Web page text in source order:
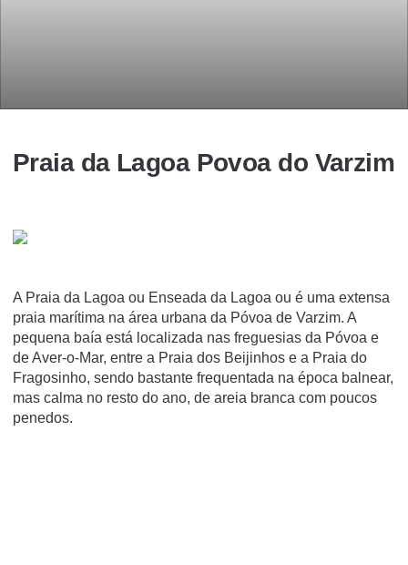
Praia da Lagoa Povoa do Varzim
A Praia da Lagoa ou Enseada da Lagoa ou é uma extensa
praia marí­tima na área urbana da Póvoa de Varzim. A
pequena baí­a está localizada nas freguesias da Póvoa e
de Aver-o-Mar, entre a Praia dos Beijinhos e a Praia do
Fragosinho, sendo bastante frequentada na época balnear,
mas calma no resto do ano, de areia branca com poucos
penedos.